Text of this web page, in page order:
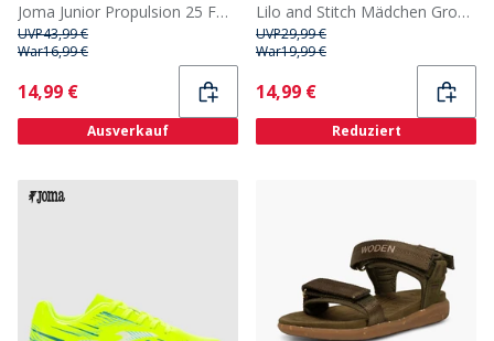
Joma Junior Propulsion 25 FG Kunstrasen Fußballschuhe Navy Blue
UVP43,99 €
War16,99 €
Current
14,99 €
Ausverkauf
Lilo and Stitch Mädchen Groovin Light Up Sandalen Blau
UVP29,99 €
War19,99 €
Current
14,99 €
Reduziert